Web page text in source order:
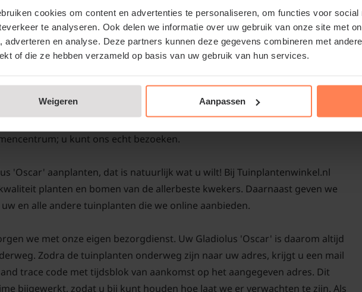
cookies om content en advertenties te personaliseren, om functies voor social
te analyseren. Ook delen we informatie over uw gebruik van onze site met
adverteren en analyse. Deze partners kunnen deze gegevens combineren met
of die ze hebben verzameld op basis van uw gebruik van hun services.
Weigeren Aanpassen
stimuleert ook de
ervoor dat je de
vooral in winderige
vrijkomende meststof
bloei bevorderen.
Deze gladiool is geen
echter gemakkelijk
De bol van deze
geheel uit de grond.
'Oscar' kopen of kopen bij Tuinplantenwinkel.nl
koopt u een bij een betrouwbare partij. Naast de webshop is er ook een
u kunt ons echt bezoeken.
'Oscar' aanplanten, dat is natuurlijk wat u wilt! Bij Tuinplantenwinkel.nl
planten en bomen van de allerbeste kwekers. Daarnaast geven we
en alle andere tuinplanten die we online aanbieden.
we met onze eigen bezorgdienst. Uw Gladiolus 'Oscar' is daarom altijd
Zodra de tuinplanten onderweg zijn naar uw adres, krijgt u een mail
trace code met tijdsblok van aankomst op het aangegeven adres. Dit
bijgewerkt, zodat u bij kunt houden hoe laat we er verwachten te zijn. Als